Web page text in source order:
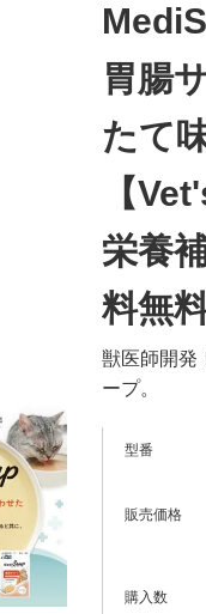
胃腸
たて
【
栄養
料無
獣医師開発
ープ。
型番
販売価格
購入数